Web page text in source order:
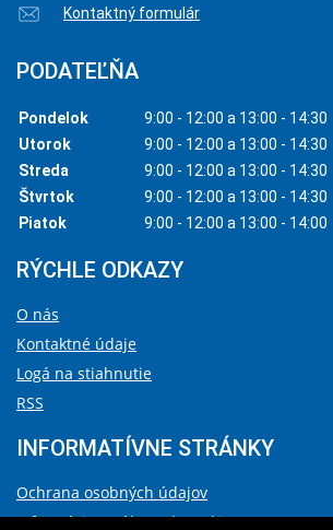
Kontaktný formulár
PODATEĽŇA
Pondelok
9:00 - 12:00 a 13:00 - 14:30
Utorok
9:00 - 12:00 a 13:00 - 14:30
Streda
9:00 - 12:00 a 13:00 - 14:30
Štvrtok
9:00 - 12:00 a 13:00 - 14:30
Piatok
9:00 - 12:00 a 13:00 - 14:00
RÝCHLE ODKAZY
O nás
Kontaktné údaje
Logá na stiahnutie
RSS
INFORMATÍVNE STRÁNKY
Ochrana osobných údajov
Informácie o súboroch cookies